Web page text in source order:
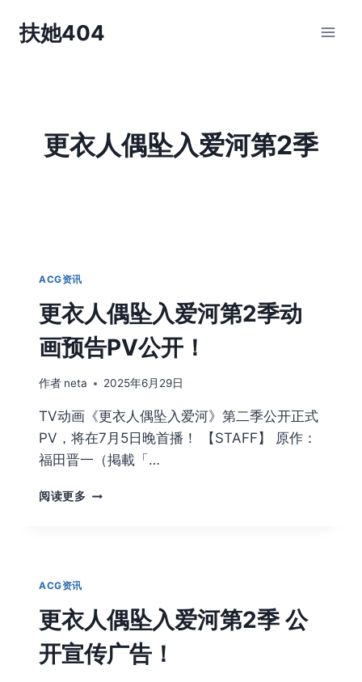
扶她404
更衣人偶坠入爱河第2季
ACG资讯
更衣人偶坠入爱河第2季动
画预告PV公开！
作者 neta 2025年6月29日
TV动画《更衣人偶坠入爱河》第二季公开正式
PV，将在7月5日晚首播！ 【STAFF】 原作：
福田晋一（掲載「…
阅读更多 更
河
第
2
季
ACG资讯
更衣人偶坠入爱河第2季 公
开宣传广告！